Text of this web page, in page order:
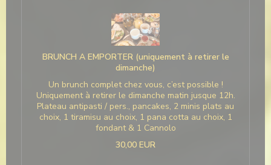
BRUNCH A EMPORTER (uniquement à retirer le
dimanche)
Un brunch complet chez vous, c’est possible !
Uniquement à retirer le dimanche matin jusque 12h.
Plateau antipasti / pers., pancakes, 2 minis plats au
choix, 1 tiramisu au choix, 1 pana cotta au choix, 1
fondant & 1 Cannolo
30,00 EUR